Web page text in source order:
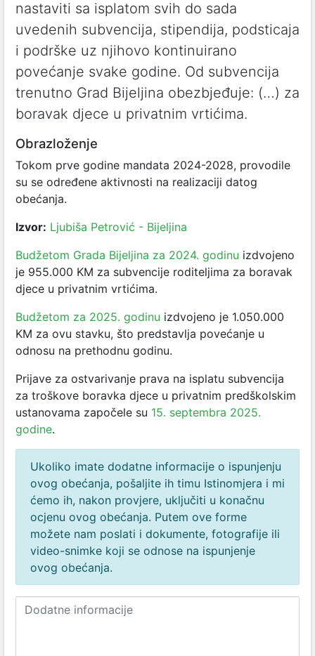
nastaviti sa isplatom svih do sada
uvedenih subvencija, stipendija, podsticaja
i podrške uz njihovo kontinuirano
povećanje svake godine. Od subvencija
trenutno Grad Bijeljina obezbjeđuje: (…) za
boravak djece u privatnim vrtićima.
Obrazloženje
Tokom prve godine mandata 2024-2028, provodile
su se određene aktivnosti na realizaciji datog
obećanja.
Izvor: Ljubiša Petrović - Bijeljina
Budžetom Grada Bijeljina za 2024. godinu izdvojeno
je 955.000 KM za subvencije roditeljima za boravak
djece u privatnim vrtićima.
Budžetom za 2025. godinu izdvojeno je 1.050.000
KM za ovu stavku, što predstavlja povećanje u
odnosu na prethodnu godinu.
Prijave za ostvarivanje prava na isplatu subvencija
za troškove boravka djece u privatnim predškolskim
ustanovama započele su 15. septembra 2025.
godine.
Ukoliko imate dodatne informacije o ispunjenju
ovog obećanja, pošaljite ih timu Istinomjera i mi
ćemo ih, nakon provjere, uključiti u konačnu
ocjenu ovog obećanja. Putem ove forme
možete nam poslati i dokumente, fotografije ili
video-snimke koji se odnose na ispunjenje
ovog obećanja.